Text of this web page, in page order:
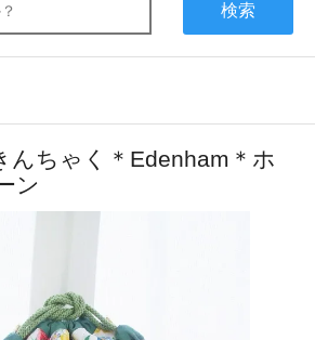
検索
んちゃく＊Edenham＊ホ
ン